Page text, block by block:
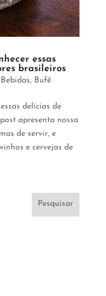
essas
brasileiros
Bebidas, Bufê
delícias de
apresenta nossa
de servir, e
e cervejas de
Pesquisar